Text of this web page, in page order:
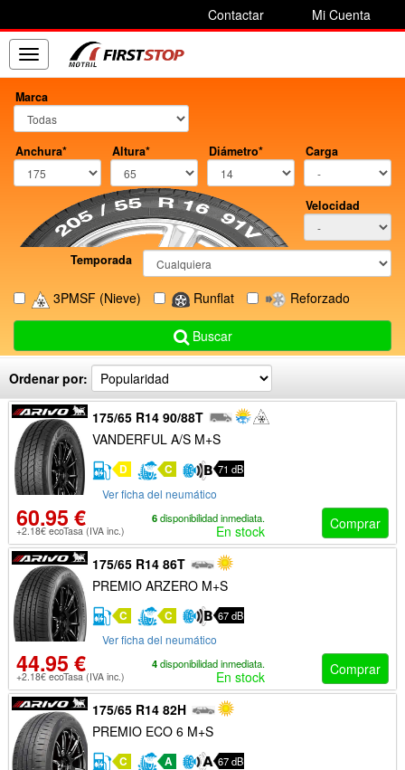
Contactar Mi Cuenta
Toggle
navigation
Marca
Anchura* Altura* Diámetro* Carga
Velocidad
Temporada
3PMSF (Nieve) Runflat Reforzado
Buscar
Ordenar por:
175/65 R14 90/88T
VANDERFUL A/S M+S
D C 71 dB
Ver ficha del neumático
60.95 €
+2.18€ ecoTasa (IVA inc.) Comprar
6disponibilidad inmediata.
En stock
175/65 R14 86T
PREMIO ARZERO M+S
C C 67 dB
Ver ficha del neumático
44.95 €
+2.18€ ecoTasa (IVA inc.) Comprar
4disponibilidad inmediata.
En stock
175/65 R14 82H
PREMIO ECO 6 M+S
C A 67 dB